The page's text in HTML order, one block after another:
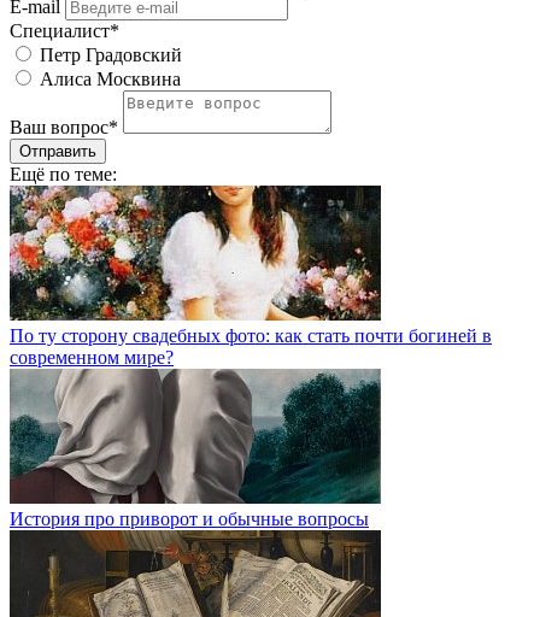
E-mail
Специалист*
Петр Градовский
Алиса Москвина
Ваш вопрос*
Отправить
Ещё по теме:
По ту сторону свадебных фото: как стать почти богиней в
современном мире?
История про приворот и обычные вопросы